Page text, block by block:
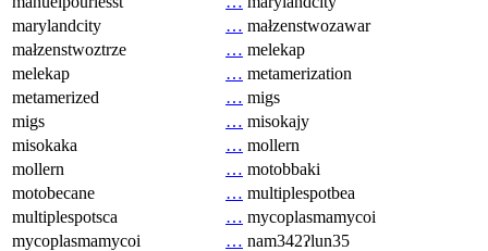
marylandcity
… małzenstwozawar
małzenstwoztrze
… melekap
melekap
… metamerization
metamerized
… migs
migs
… misokajy
misokaka
… mollern
mollern
… motobbaki
motobecane
… multiplespotbea
multiplespotsca
… mycoplasmamycoi
mycoplasmamycoi
… nam342ʔlun35